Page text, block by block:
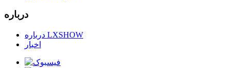
درباره
درباره LXSHOW
اخبار